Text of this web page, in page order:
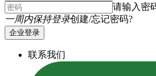
请输入密
一周内保持登录创建/忘记密码?
企业登录
联系我们